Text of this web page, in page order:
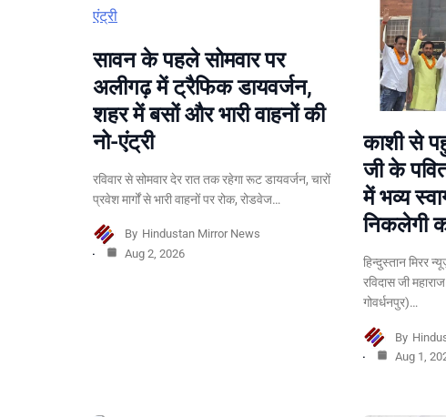
सावन के पहले सोमवार पर
अलीगढ़ में ट्रैफिक डायवर्जन,
शहर में बसों और भारी वाहनों की
नो-एंट्री
रविवार से सोमवार देर रात तक रहेगा रूट डायवर्जन, चारों
प्रवेश मार्गों से भारी वाहनों पर रोक, रोडवेज…
By Hindustan Mirror News
Aug 2, 2026
काशी से
जी के
में भव्य
निकलेगी
हिन्दुस्तान मिरर
रविदास जी
गोवर्धनपुर)…
By
Aug 1,